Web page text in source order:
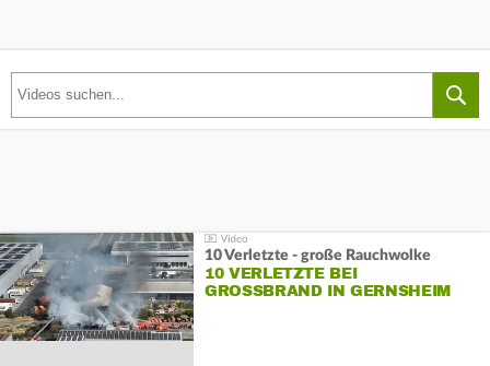
10 Verletzte - große Rauchwolke
10 VERLETZTE BEI
GROSSBRAND IN GERNSHEIM